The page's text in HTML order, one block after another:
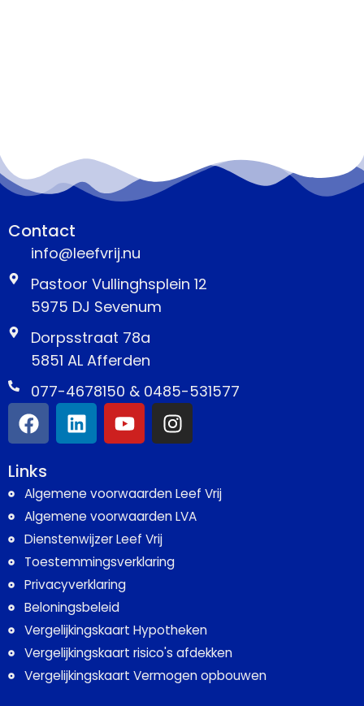
Contact
info@leefvrij.nu
Pastoor Vullinghsplein 12
5975 DJ Sevenum
Dorpsstraat 78a
5851 AL Afferden
077-4678150 & 0485-531577
Links
Algemene voorwaarden Leef Vrij
Algemene voorwaarden LVA
Dienstenwijzer Leef Vrij
Toestemmingsverklaring
Privacyverklaring
Beloningsbeleid
Vergelijkingskaart Hypotheken
Vergelijkingskaart risico's afdekken
Vergelijkingskaart Vermogen opbouwen